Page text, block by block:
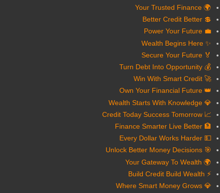
🌍 Your Trusted Finance
💲 Better Credit Better
💼 Power Your Future
✨ Wealth Begins Here
🏅 Secure Your Future
💰 Turn Debt Into Opportunity
🚀 Win With Smart Credit
👑 Own Your Financial Future
💎 Wealth Starts With Knowledge
📈 Credit Today Success Tomorrow
🏦 Finance Smarter Live Better
💵 Every Dollar Works Harder
🎯 Unlock Better Money Decisions
🌍 Your Gateway To Wealth
⚡ Build Credit Build Wealth
💎 Where Smart Money Grows